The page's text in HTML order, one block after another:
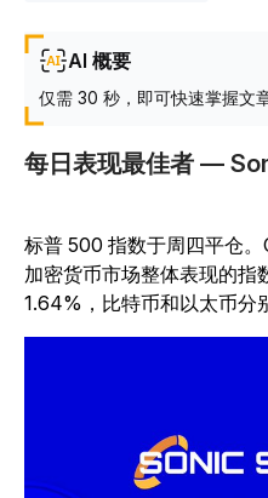
AI 概要
仅需 30 秒，即可快速掌握文
每日表现最佳者 —
标普 500 指数于周四平仓
加密货币市场整体表现的指
1.64%，比特币和以太币分